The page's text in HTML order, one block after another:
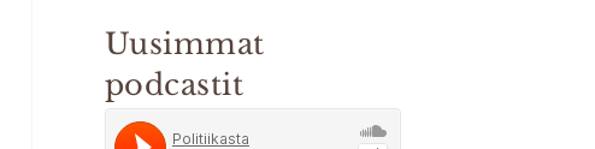
Uusimmat
podcastit